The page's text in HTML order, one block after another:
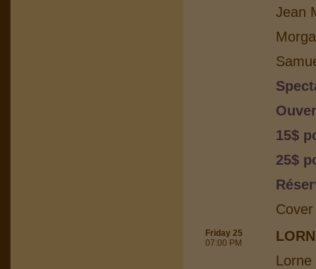
Jean
15$
25$
Friday 25
07:00 PM
Lorne